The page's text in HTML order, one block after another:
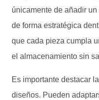
únicamente de añadir
de forma estratégica
que cada pieza cumpla
el almacenamiento sin
Es importante destacar
diseños. Pueden